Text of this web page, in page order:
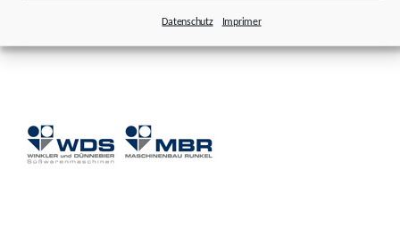
Datenschutz Imprimer